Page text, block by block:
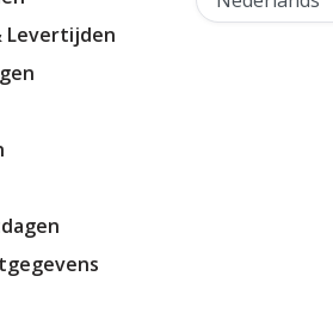
Levertijden